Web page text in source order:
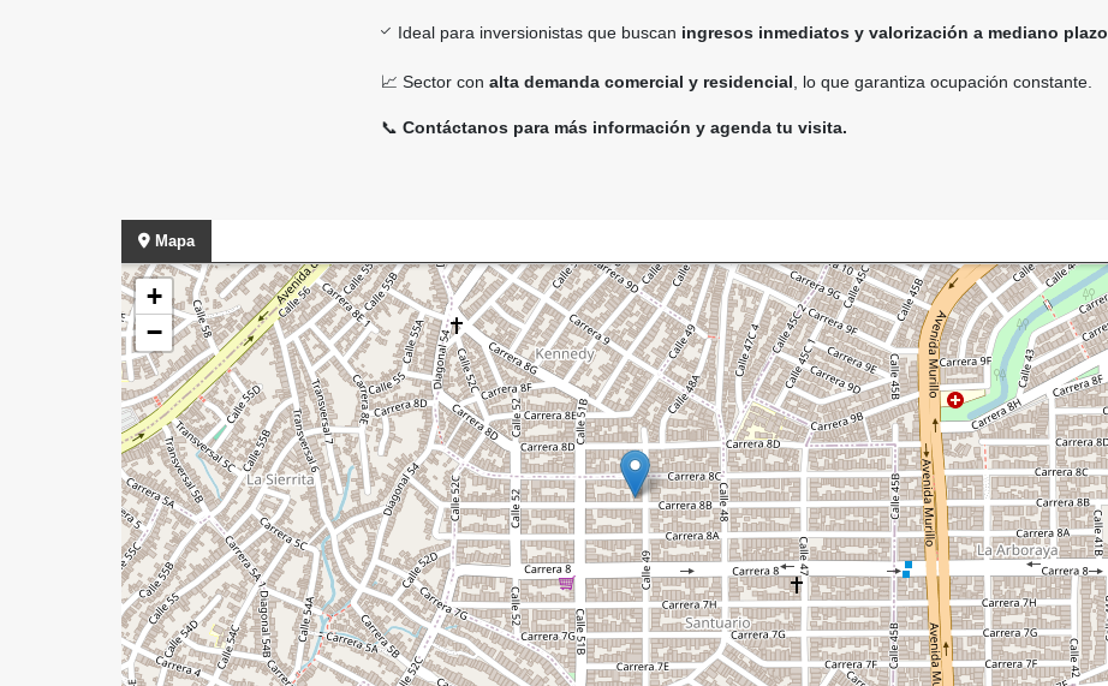
Ideal para inversionistas que buscan ingresos inmediatos y valorización a mediano plazo
📈 Sector con alta demanda comercial y residencial , lo que garantiza ocupación constante.
📞 Contáctanos para más información y agenda tu visita.
Mapa
+
−